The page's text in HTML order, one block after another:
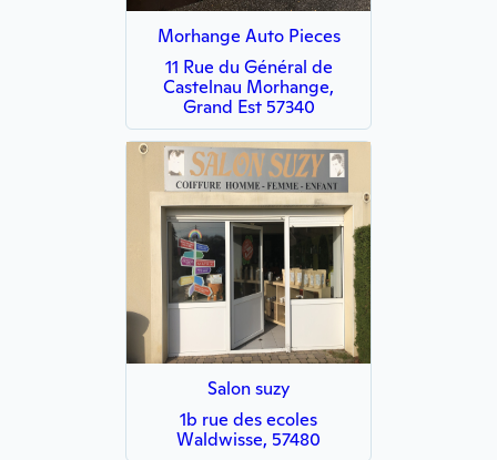
Morhange Auto Pieces
11 Rue du Général de
Castelnau Morhange,
Grand Est 57340
Salon suzy
1b rue des ecoles
Waldwisse, 57480